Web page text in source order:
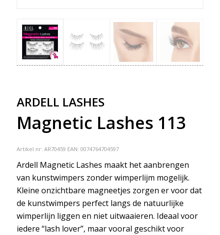
ARDELL LASHES
Magnetic Lashes 113
Artikel nr: AR70459 EAN: 0074764704597
Ardell Magnetic Lashes maakt het aanbrengen
van kunstwimpers zonder wimperlijm mogelijk.
Kleine onzichtbare magneetjes zorgen er voor dat
de kunstwimpers perfect langs de natuurlijke
wimperlijn liggen en niet uitwaaieren. Ideaal voor
iedere “lash lover”, maar vooral geschikt voor